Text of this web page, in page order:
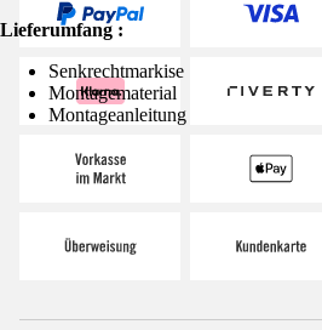
Lieferumfang :
Senkrechtmarkise
Montagematerial
Montageanleitung